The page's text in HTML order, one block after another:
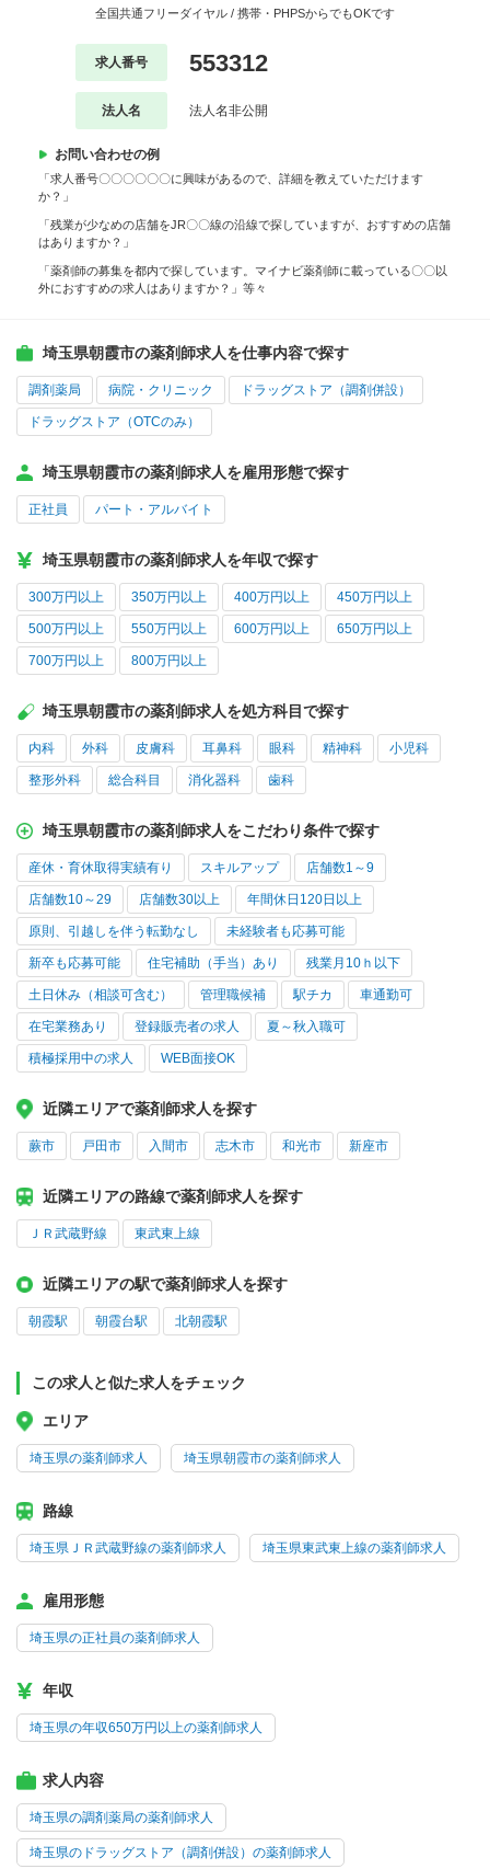
全国共通フリーダイヤル / 携帯・PHPSからでもOKです
求人番号 553312
法人名 法人名非公開
お問い合わせの例
「求人番号〇〇〇〇〇〇に興味があるので、詳細を教えていただけます
か？」
「残業が少なめの店舗をJR〇〇線の沿線で探していますが、おすすめの店舗
はありますか？」
「薬剤師の募集を都内で探しています。マイナビ薬剤師に載っている〇〇以
外におすすめの求人はありますか？」等々
埼玉県朝霞市の薬剤師求人を仕事内容で探す
調剤薬局 病院・クリニック ドラッグストア（調剤併設）
ドラッグストア（OTCのみ）
埼玉県朝霞市の薬剤師求人を雇用形態で探す
正社員 パート・アルバイト
埼玉県朝霞市の薬剤師求人を年収で探す
300万円以上 350万円以上 400万円以上 450万円以上
500万円以上 550万円以上 600万円以上 650万円以上
700万円以上 800万円以上
埼玉県朝霞市の薬剤師求人を処方科目で探す
内科 外科 皮膚科 耳鼻科 眼科 精神科 小児科
整形外科 総合科目 消化器科 歯科
埼玉県朝霞市の薬剤師求人をこだわり条件で探す
産休・育休取得実績有り スキルアップ 店舗数1～9
店舗数10～29 店舗数30以上 年間休日120日以上
原則、引越しを伴う転勤なし 未経験者も応募可能
新卒も応募可能 住宅補助（手当）あり 残業月10ｈ以下
土日休み（相談可含む） 管理職候補 駅チカ 車通勤可
在宅業務あり 登録販売者の求人 夏～秋入職可
積極採用中の求人 WEB面接OK
近隣エリアで薬剤師求人を探す
蕨市 戸田市 入間市 志木市 和光市 新座市
近隣エリアの路線で薬剤師求人を探す
ＪＲ武蔵野線 東武東上線
近隣エリアの駅で薬剤師求人を探す
朝霞駅 朝霞台駅 北朝霞駅
この求人と似た求人をチェック
エリア
埼玉県の薬剤師求人 埼玉県朝霞市の薬剤師求人
路線
埼玉県ＪＲ武蔵野線の薬剤師求人 埼玉県東武東上線の薬剤師求人
雇用形態
埼玉県の正社員の薬剤師求人
年収
埼玉県の年収650万円以上の薬剤師求人
求人内容
埼玉県の調剤薬局の薬剤師求人
埼玉県のドラッグストア（調剤併設）の薬剤師求人